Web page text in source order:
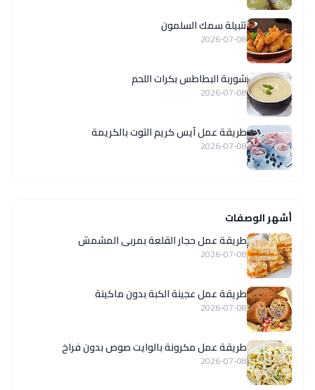
تتبيلة سمك السلمون
2026-07-08
شوربة البطاطس بكرات اللحم
2026-07-08
طريقة عمل آيس كريم التوت بالكريمة
2026-07-08
أشهر الوصفات
طريقة عمل حجار القلعة بمربى المشمش
2026-07-08
طريقة عمل عجينة الكبة بدون ماكينة
2026-07-08
طريقة عمل مكرونة بالوايت صوص بدون فراخ
2026-07-08